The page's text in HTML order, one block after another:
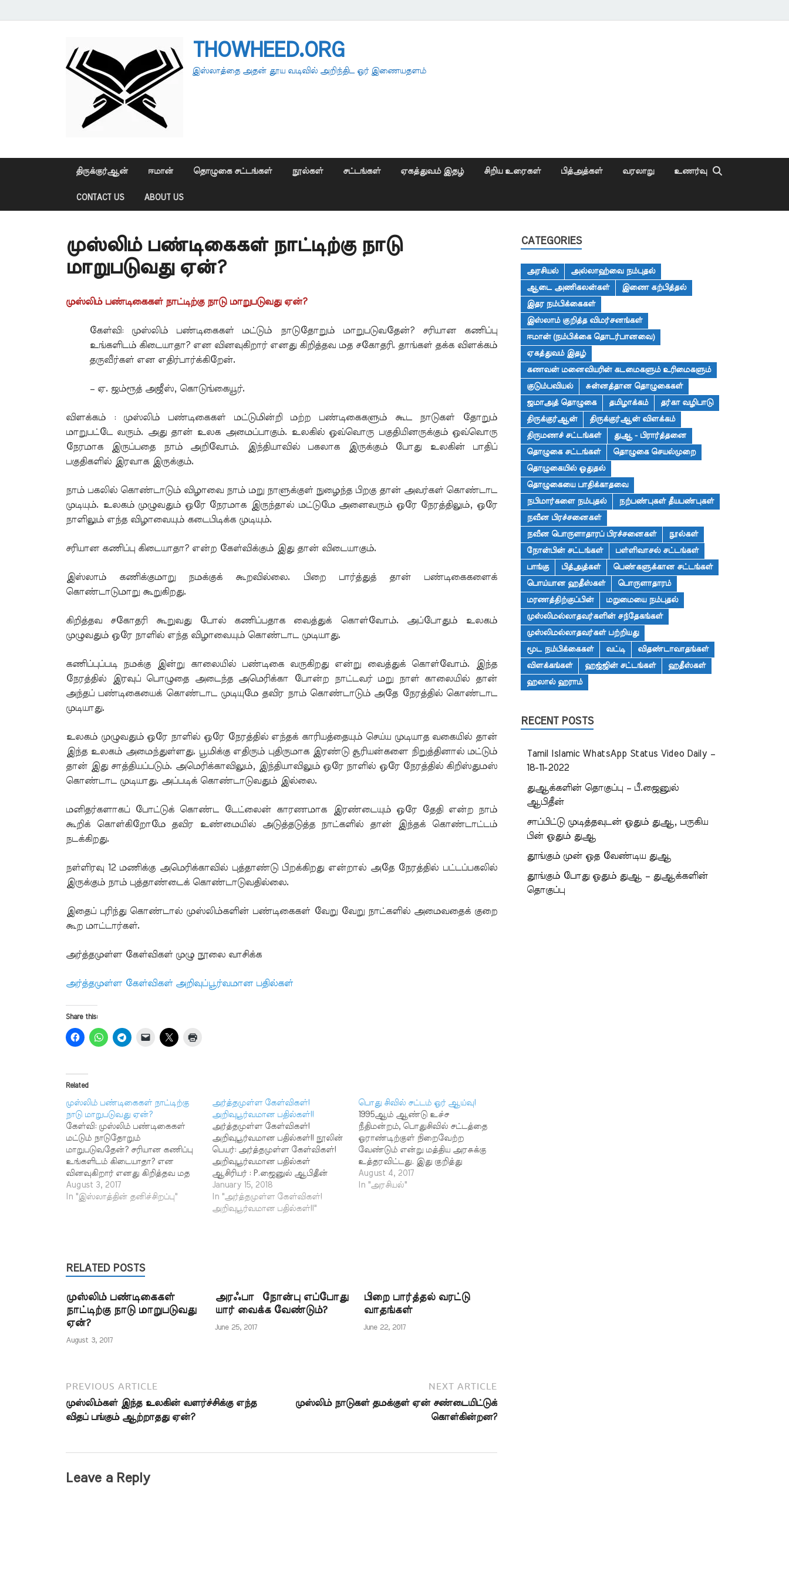
THOWHEED.ORG
இஸ்லாத்தை அதன் தூய வடிவில் அறிந்திட ஓர் இணையதளம்
திருக்குர்ஆன் ஈமான் தொழுகை சட்டங்கள் நூல்கள் சட்டங்கள் ஏகத்துவம் இதழ் சிறிய உரைகள் பித்அத்கள் வரலாறு உணர்வு
CONTACT US ABOUT US
முஸ்லிம் பண்டிகைகள் நாட்டிற்கு நாடு
மாறுபடுவது ஏன்?
முஸ்லிம் பண்டிகைகள் நாட்டிற்கு நாடு மாறுபடுவது ஏன்?
கேள்வி: முஸ்லிம் பண்டிகைகள் மட்டும் நாடுதோறும் மாறுபடுவதேன்? சரியான கணிப்பு
உங்களிடம் கிடையாதா? என வினவுகிறார் எனது கிறித்தவ மத சகோதரி. தாங்கள் தக்க விளக்கம்
தருவீர்கள் என எதிர்பார்க்கிறேன்.
– ஏ. ஜம்ரூத் அஜீஸ், கொடுங்கையூர்.
விளக்கம் : முஸ்லிம் பண்டிகைகள் மட்டுமின்றி மற்ற பண்டிகைகளும் கூட நாடுகள் தோறும்
மாறுபட்டே வரும். அது தான் உலக அமைப்பாகும். உலகில் ஒவ்வொரு பகுதியினருக்கும் ஒவ்வொரு
நேரமாக இருப்பதை நாம் அறிவோம். இந்தியாவில் பகலாக இருக்கும் போது உலகின் பாதிப்
பகுதிகளில் இரவாக இருக்கும்.
நாம் பகலில் கொண்டாடும் விழாவை நாம் மறு நாளுக்குள் நுழைந்த பிறகு தான் அவர்கள் கொண்டாட
முடியும். உலகம் முழுவதும் ஒரே நேரமாக இருந்தால் மட்டுமே அனைவரும் ஒரே நேரத்திலும், ஒரே
நாளிலும் எந்த விழாவையும் கடைபிடிக்க முடியும்.
சரியான கணிப்பு கிடையாதா? என்ற கேள்விக்கும் இது தான் விடையாகும்.
இஸ்லாம் கணிக்குமாறு நமக்குக் கூறவில்லை. பிறை பார்த்துத் தான் பண்டிகைகளைக்
கொண்டாடுமாறு கூறுகிறது.
கிறித்தவ சகோதரி கூறுவது போல் கணிப்பதாக வைத்துக் கொள்வோம். அப்போதும் உலகம்
முழுவதும் ஒரே நாளில் எந்த விழாவையும் கொண்டாட முடியாது.
கணிப்புப்படி நமக்கு இன்று காலையில் பண்டிகை வருகிறது என்று வைத்துக் கொள்வோம். இந்த
நேரத்தில் இரவுப் பொழுதை அடைந்த அமெரிக்கா போன்ற நாட்டவர் மறு நாள் காலையில் தான்
அந்தப் பண்டிகையைக் கொண்டாட முடியுமே தவிர நாம் கொண்டாடும் அதே நேரத்தில் கொண்டாட
முடியாது.
உலகம் முழுவதும் ஒரே நாளில் ஒரே நேரத்தில் எந்தக் காரியத்தையும் செய்ய முடியாத வகையில் தான்
இந்த உலகம் அமைந்துள்ளது. பூமிக்கு எதிரும் புதிருமாக இரண்டு சூரியன்களை நிறுத்தினால் மட்டும்
தான் இது சாத்தியப்படும். அமெரிக்காவிலும், இந்தியாவிலும் ஒரே நாளில் ஒரே நேரத்தில் கிறிஸ்துமஸ்
கொண்டாட முடியாது. அப்படிக் கொண்டாடுவதும் இல்லை.
மனிதர்களாகப் போட்டுக் கொண்ட டேட்லைன் காரணமாக இரண்டையும் ஒரே தேதி என்ற நாம்
கூறிக் கொள்கிறோமே தவிர உண்மையில் அடுத்தடுத்த நாட்களில் தான் இந்தக் கொண்டாட்டம்
நடக்கிறது.
நள்ளிரவு 12 மணிக்கு அமெரிக்காவில் புத்தாண்டு பிறக்கிறது என்றால் அதே நேரத்தில் பட்டப்பகலில்
இருக்கும் நாம் புத்தாண்டைக் கொண்டாடுவதில்லை.
இதைப் புரிந்து கொண்டால் முஸ்லிம்களின் பண்டிகைகள் வேறு வேறு நாட்களில் அமைவதைக் குறை
கூற மாட்டார்கள்.
அர்த்தமுள்ள கேள்விகள் முழு நூலை வாசிக்க
அர்த்தமுள்ள கேள்விகள் அறிவுப்பூர்வமான பதில்கள்
Share this:
Related
முஸ்லிம் பண்டிகைகள் நாட்டிற்கு
நாடு மாறுபடுவது ஏன்?
கேள்வி: முஸ்லிம் பண்டிகைகள்
மட்டும் நாடுதோறும்
மாறுபடுவதேன்? சரியான கணிப்பு
உங்களிடம் கிடையாதா? என
வினவுகிறார் எனது கிறித்தவ மத
சகோதரி. தாங்கள் தக்க விளக்கம்
தருவீர்கள் என எதிர்பார்க்கிறேன்.
அதுதான் உலக அமைப்பாகும்.
உலகில் ஒவ்வொரு
பகுதியினருக்கும் ஒவ்வொரு
நேரமாக இருப்பதை நாம்
அறிவோம்.…
August 3, 2017
In "இஸ்லாத்தின் தனிச்சிறப்பு"
அர்த்தமுள்ள கேள்விகள்!
அறிவுபூர்வமான பதில்கள்!!
அர்த்தமுள்ள கேள்விகள்!
அறிவுபூர்வமான பதில்கள்!! நூலின்
பெயர்: அர்த்தமுள்ள கேள்விகள்!
அறிவுபூர்வமான பதில்கள்
ஆசிரியர் : P.ஜைனுல் ஆபிதீன்
மார்க்கத்தின் எச்சரிக்கை!
அன்புடையீர்! அஸ்ஸலாமு
அலைக்கும். இந்த இணைய
காட்டுகின்றனர். இன்னாருடைய
கட்டுரையில் இருந்து, அல்லது
புத்தகத்தில் இருந்து இது
எடுக்கப்பட்டது என்று குறிப்பிடாமல்
January 15, 2018
In "அர்த்தமுள்ள கேள்விகள்!
அறிவுபூர்வமான பதில்கள்!!"
பொது சிவில் சட்டம் ஓர் ஆய்வு!
1995ஆம் ஆண்டு உச்ச
நீதிமன்றம், பொதுசிவில் சட்டத்தை
ஓராண்டிற்குள் நிறைவேற்ற
வேண்டும் என்று மத்திய அரசுக்கு
உத்தரவிட்டது. இது குறித்து
மக்களிடம் விழிப்புணர்வு
ஏற்படுத்தும் நோக்கில் அல்ஜன்னத்
எத்தகையது என்பதை இளைய
சமுதாயத்திற்கு எடுத்துக் காட்டும்
வகையிலும் அந்தக் கட்டுரை
இங்கு…
August 4, 2017
In "அரசியல்"
RELATED POSTS
முஸ்லிம் பண்டிகைகள்
நாட்டிற்கு நாடு மாறுபடுவது
ஏன்?
August 3, 2017
அரஃபா நோன்பு எப்போது
யார் வைக்க வேண்டும்?
June 25, 2017
பிறை பார்த்தல் வரட்டு
வாதங்கள்
June 22, 2017
PREVIOUS ARTICLE
முஸ்லிம்கள் இந்த உலகின் வளர்ச்சிக்கு எந்த
விதப் பங்கும் ஆற்றாதது ஏன்?
NEXT ARTICLE
முஸ்லிம் நாடுகள் தமக்குள் ஏன் சண்டையிட்டுக்
கொள்கின்றன?
Leave a Reply
CATEGORIES
அரசியல்
அல்லாஹ்வை நம்புதல்
ஆடை அணிகலன்கள்
இணை கற்பித்தல்
இதர நம்பிக்கைகள்
இஸ்லாம் குறித்த விமர்சனங்கள்
ஈமான் (நம்பிக்கை தொடர்பானவை)
ஏகத்துவம் இதழ்
கணவன் மனைவியரின் கடமைகளும் உரிமைகளும்
குடும்பவியல்
சுன்னத்தான தொழுகைகள்
ஜமாஅத் தொழுகை
தமிழாக்கம்
தர்கா வழிபாடு
திருக்குர்ஆன்
திருக்குர்ஆன் விளக்கம்
திருமணச் சட்டங்கள்
துஆ - பிரார்த்தனை
தொழுகை சட்டங்கள்
தொழுகை செயல்முறை
தொழுகையில் ஓதுதல்
தொழுகையை பாதிக்காதவை
நபிமார்களை நம்புதல்
நற்பண்புகள் தீயபண்புகள்
நவீன பிரச்சனைகள்
நவீன பொருளாதாரப் பிரச்சனைகள்
நூல்கள்
நோன்பின் சட்டங்கள்
பள்ளிவாசல் சட்டங்கள்
பாங்கு
பித்அத்கள்
பெண்களுக்கான சட்டங்கள்
பொய்யான ஹதீஸ்கள்
பொருளாதாரம்
மரணத்திற்குப்பின்
மறுமையை நம்புதல்
முஸ்லிமல்லாதவர்களின் சந்தேகங்கள்
முஸ்லிமல்லாதவர்கள் பற்றியது
மூட நம்பிக்கைகள்
வட்டி
விதண்டாவாதங்கள்
விளக்கங்கள்
ஹஜ்ஜின் சட்டங்கள்
ஹதீஸ்கள்
ஹலால் ஹராம்
RECENT POSTS
Tamil Islamic WhatsApp Status Video Daily –
18-11-2022
துஆக்களின் தொகுப்பு – பீ.ஜைனுல்
ஆபிதீன்
சாப்பிட்டு முடித்தவுடன் ஓதும் துஆ, பருகிய
பின் ஓதும் துஆ
தூங்கும் முன் ஓத வேண்டிய துஆ
தூங்கும் போது ஓதும் துஆ – துஆக்களின்
தொகுப்பு